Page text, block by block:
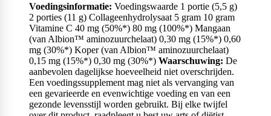
Voedingsinformatie: Voedingswaarde 1 portie (5,5 g)
2 porties (11 g) Collageenhydrolysaat 5 gram 10 gram
Vitamine C 40 mg (50%*) 80 mg (100%*) Mangaan
(van Albion™ aminozuurchelaat) 0,30 mg (15%*) 0,60
mg (30%*) Koper (van Albion™ aminozuurchelaat)
0,15 mg (15%*) 0,30 mg (30%*) Waarschuwing: De
aanbevolen dagelijkse hoeveelheid niet overschrijden.
Een voedingssupplement mag niet als vervanging van
een gevarieerde en evenwichtige voeding en van een
gezonde levensstijl worden gebruikt. Bij elke twijfel